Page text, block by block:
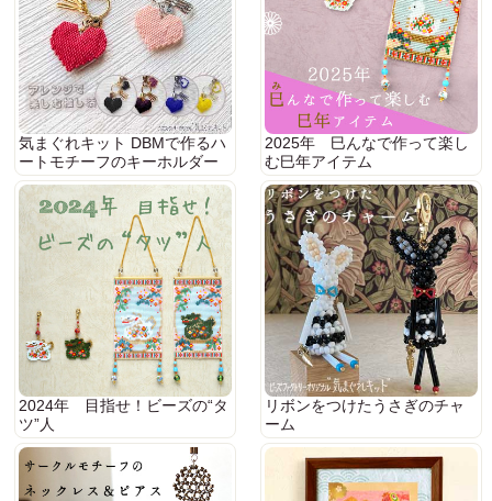
気まぐれキット DBMで作るハ
ートモチーフのキーホルダー
2025年 巳んなで作って楽し
む巳年アイテム
2024年 目指せ！ビーズの“タ
ツ”人
リボンをつけたうさぎのチャ
ーム